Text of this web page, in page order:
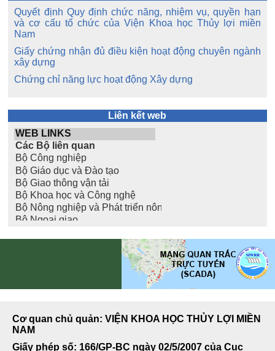
Quyết định Quy định chức năng, nhiệm vụ, quyền hạn
và cơ cấu tổ chức của Viện Khoa học Thủy lợi miền
Nam
Giấy chứng nhận đủ điều kiện hoạt động chuyên ngành
xây dựng
Chứng chỉ năng lực hoạt động Xây dựng
Liên kết web
Cơ quan chủ quản: VIỆN KHOA HỌC THỦY LỢI MIỀN
NAM
Giấy phép số: 166/GP-BC ngày 02/5/2007 của Cục